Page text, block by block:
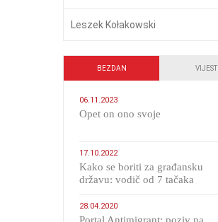
Leszek Kołakowski
BEZDAN VIJESTI
06.11.2023
​Opet on ono svoje
17.10.2022
Kako se boriti za građansku
državu: vodič od 7 tačaka
28.04.2020